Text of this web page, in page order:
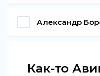
Александр
Как-то